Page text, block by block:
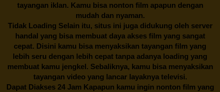
tayangan iklan. Kamu bisa nonton film apapun dengan
mudah dan nyaman.
Tidak Loading Selain itu, situs ini juga didukung oleh server
handal yang bisa membuat daya akses film yang sangat
cepat. Disini kamu bisa menyaksikan tayangan film yang
lebih seru dengan lebih cepat tanpa adanya loading yang
membuat kamu jengkel. Sebaliknya, kamu bisa menyaksikan
tayangan video yang lancar layaknya televisi.
Dapat Diakses 24 Jam Kapapun kamu ingin nonton film yang